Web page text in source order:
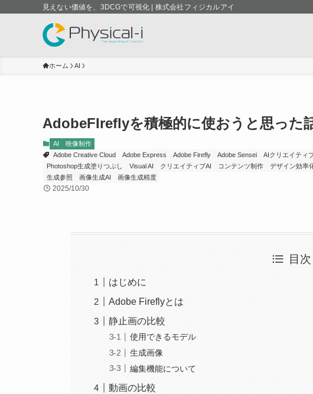
見えない価値を、3DCGで可視化 | 株式会社フィジカルアイ
ホーム AI
AdobeFIreflyを積極的に使おうと思った
AI
映像制作
Adobe Creative Cloud
Adobe Express Adobe Firefly Adobe Sensei AIクリエイティ
Photoshop生成塗りつぶし
Visual AI クリエイティブAI コンテンツ制作 デザイン効率
生成参照
画像生成AI 画像生成精度
2025/10/30
目次
はじめに
Adobe Fireflyとは
静止画の比較
使用できるモデル
生成画像
編集機能について
動画の比較